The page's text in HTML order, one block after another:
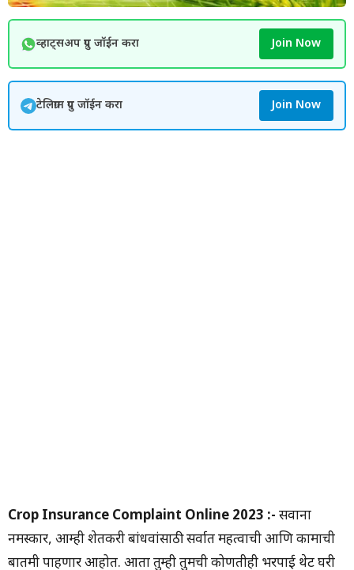
व्हाट्सअप ग्रुप जॉईन करा Join Now
टेलिग्राम ग्रुप जॉईन करा Join Now
Crop Insurance Complaint Online 2023 :- सर्वांना
नमस्कार, आम्ही शेतकरी बांधवांसाठी सर्वात महत्वाची आणि कामाची
बातमी पाहणार आहोत. आता तुम्ही तुमची कोणतीही भरपाई थेट घरी